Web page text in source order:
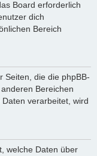
Board erforderlich
dich
Bereich
Seiten, die die phpBB-
Bereichen
verarbeitet, wird
welche Daten über